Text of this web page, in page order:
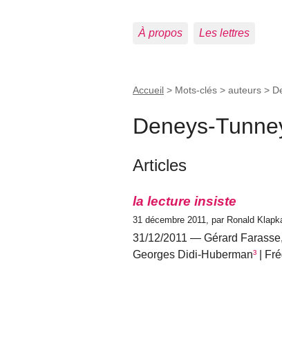
À propos Les lettres
Accueil > Mots-clés > auteurs >
Deneys-
Articles
la lecture insiste
31 décembre 2011, par Ronald
31/12/2011 — Gérard
Georges Didi-Huberman³ |